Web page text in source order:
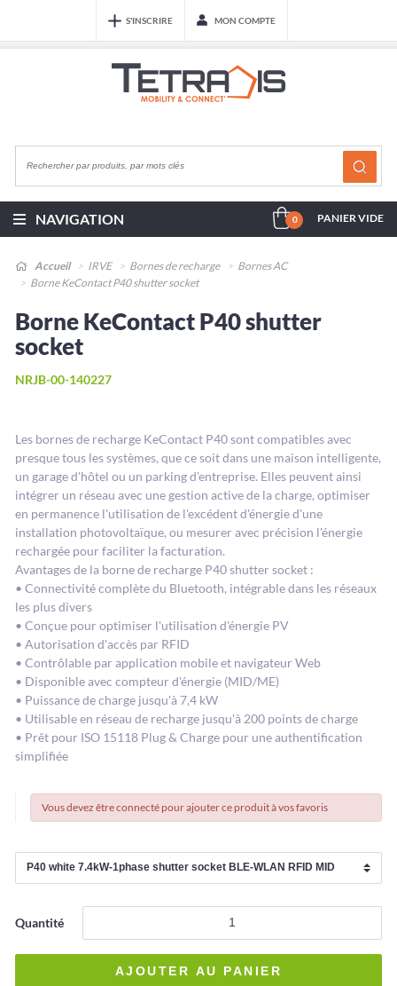
S'INSCRIRE MON COMPTE
NAVIGATION 0 PANIER VIDE
Accueil IRVE Bornes de recharge
Bornes AC
Borne KeContact P40 shutter socket
Borne KeContact P40 shutter
socket
NRJB-00-140227
Les bornes de recharge KeContact P40 sont compatibles avec
presque tous les systèmes, que ce soit dans une maison intelligente,
un garage d'hôtel ou un parking d'entreprise. Elles peuvent ainsi
intégrer un réseau avec une gestion active de la charge, optimiser
en permanence l'utilisation de l'excédent d'énergie d'une
installation photovoltaïque, ou mesurer avec précision l'énergie
rechargée pour faciliter la facturation.
Avantages de la borne de recharge P40 shutter socket :
• Connectivité complète du Bluetooth, intégrable dans les réseaux
les plus divers
• Conçue pour optimiser l'utilisation d'énergie PV
• Autorisation d'accès par RFID
• Contrôlable par application mobile et navigateur Web
• Disponible avec compteur d'énergie (MID/ME)
• Puissance de charge jusqu'à 7,4 kW
• Utilisable en réseau de recharge jusqu'à 200 points de charge
• Prêt pour ISO 15118 Plug & Charge pour une authentification
simplifiée
Vous devez être connecté pour ajouter ce produit à vos favoris
Quantité